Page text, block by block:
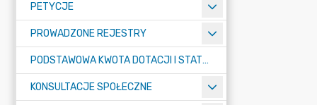
PETYCJE
PROWADZONE REJESTRY
PODSTAWOWA KWOTA DOTACJI I STATYSTYCZNA LICZBA UCZNIÓW
KONSULTACJE SPOŁECZNE